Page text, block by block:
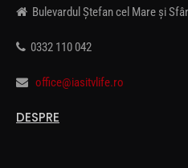
Bulevardul Ștefan cel Mare și
0332 110 042
office@iasitvlife.ro
DESPRE